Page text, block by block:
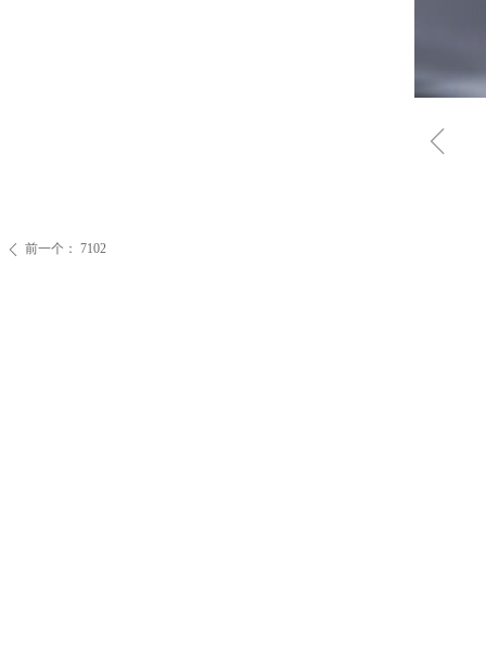
ꁆ
ꄴ 前一个： 7102